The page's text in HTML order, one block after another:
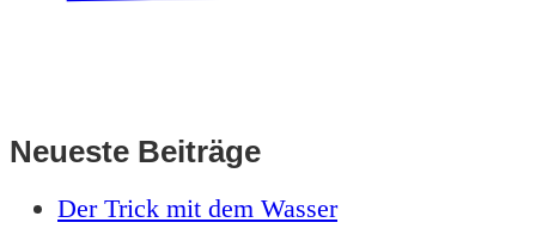
Neueste Beiträge
Der Trick mit dem Wasser